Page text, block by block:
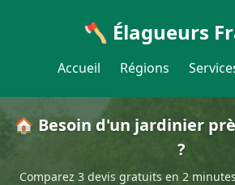
🪓 Élagueurs
Accueil Régions
🏠 Besoin d'un jardinier
?
Comparez 3 devis gratuits en 2